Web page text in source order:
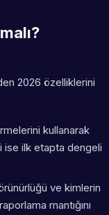
2026 özelliklerini
kullanarak
ise ilk etapta dengeli
ve kimlerin
mantığını